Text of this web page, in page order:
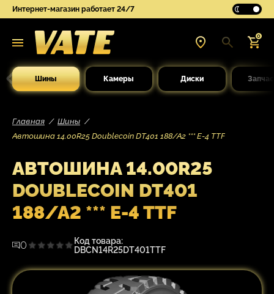
Интернет-магазин работает 24/7
0
Шины Камеры Диски
Главная
Шины
Автошина 14.00R25 Doublecoin DT401 188/A2 *** E-4 TTF
АВТОШИНА 14.00R25
DOUBLECOIN DT401
188/A2 *** E-4 TTF
0
Код товара:
DBCN14R25DT401TTF